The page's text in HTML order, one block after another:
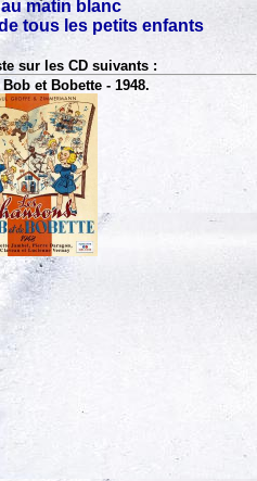
matin blanc
tous les petits enfants
sur les CD suivants :
et Bobette - 1948.